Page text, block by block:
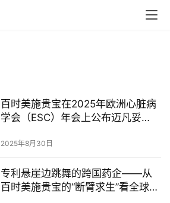
百时美施贵宝在2025年欧洲心脏病
学会（ESC）年会上公布迈凡妥
界研究结果​
2025年8月30日
专利悬崖边跳舞的跨国药企——从
百时美施贵宝的“断臂求生”看全球药